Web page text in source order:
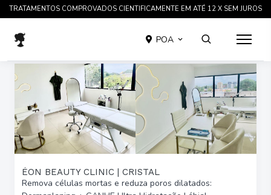
TRATAMENTOS COMPROVADOS CIENTIFICAMENTE EM ATÉ 12 X SEM JUROS
POA
ÉON BEAUTY CLINIC | CRISTAL
Remova células mortas e reduza poros dilatados: